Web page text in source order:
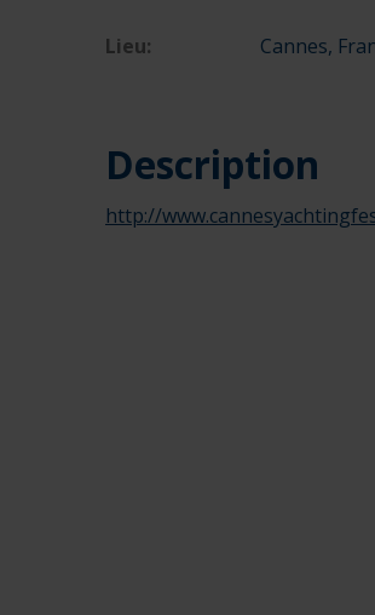
Lieu: Cannes,
Description
http://